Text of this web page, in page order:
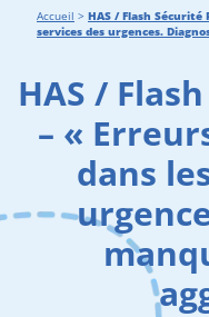
Accueil > HAS / Flash
services des urgences.
HAS /
– «
dans